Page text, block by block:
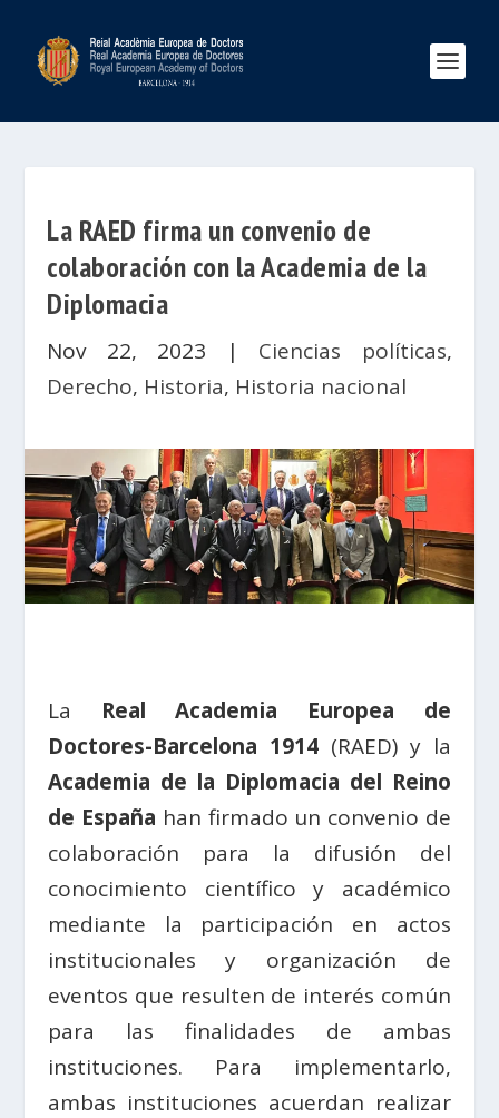
La RAED firma un convenio de
colaboración con la Academia de la
Diplomacia
Nov 22, 2023 | Ciencias políticas,
Derecho, Historia, Historia nacional
La Real Academia Europea de
Doctores-Barcelona 1914(RAED) y la
Academia de la Diplomacia del Reino
de España han firmado un convenio de
colaboración para la difusión del
conocimiento científico y académico
mediante la participación en actos
institucionales y organización de
eventos que resulten de interés común
para las finalidades de ambas
instituciones. Para implementarlo,
ambas instituciones acuerdan realizar